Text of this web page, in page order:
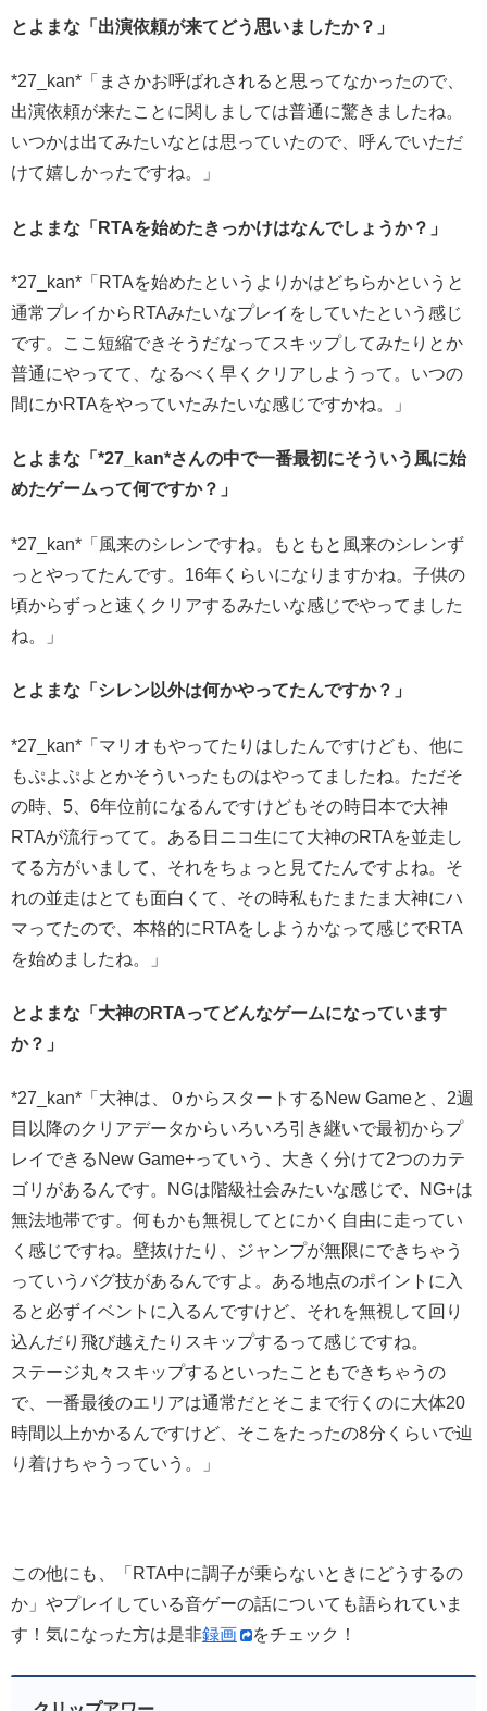
とよまな「出演依頼が来てどう思いましたか？」
*27_kan*「まさかお呼ばれされると思ってなかったので、
出演依頼が来たことに関しましては普通に驚きましたね。
いつかは出てみたいなとは思っていたので、呼んでいただ
けて嬉しかったですね。」
とよまな「RTAを始めたきっかけはなんでしょうか？」
*27_kan*「RTAを始めたというよりかはどちらかというと
通常プレイからRTAみたいなプレイをしていたという感じ
です。ここ短縮できそうだなってスキップしてみたりとか
普通にやってて、なるべく早くクリアしようって。いつの
間にかRTAをやっていたみたいな感じですかね。」
とよまな「*27_kan*さんの中で一番最初にそういう風に始
めたゲームって何ですか？」
*27_kan*「風来のシレンですね。もともと風来のシレンず
っとやってたんです。16年くらいになりますかね。子供の
頃からずっと速くクリアするみたいな感じでやってました
ね。」
とよまな「シレン以外は何かやってたんですか？」
*27_kan*「マリオもやってたりはしたんですけども、他に
もぷよぷよとかそういったものはやってましたね。ただそ
の時、5、6年位前になるんですけどもその時日本で大神
RTAが流行ってて。ある日ニコ生にて大神のRTAを並走し
てる方がいまして、それをちょっと見てたんですよね。そ
れの並走はとても面白くて、その時私もたまたま大神にハ
マってたので、本格的にRTAをしようかなって感じでRTA
を始めましたね。」
とよまな「大神のRTAってどんなゲームになっています
か？」
*27_kan*「大神は、０からスタートするNew Gameと、2週
目以降のクリアデータからいろいろ引き継いで最初からプ
レイできるNew Game+っていう、大きく分けて2つのカテ
ゴリがあるんです。NGは階級社会みたいな感じで、NG+は
無法地帯です。何もかも無視してとにかく自由に走ってい
く感じですね。壁抜けたり、ジャンプが無限にできちゃう
っていうバグ技があるんですよ。ある地点のポイントに入
ると必ずイベントに入るんですけど、それを無視して回り
込んだり飛び越えたりスキップするって感じですね。
ステージ丸々スキップするといったこともできちゃうの
で、一番最後のエリアは通常だとそこまで行くのに大体20
時間以上かかるんですけど、そこをたったの8分くらいで辿
り着けちゃうっていう。」
この他にも、「RTA中に調子が乗らないときにどうするの
か」やプレイしている音ゲーの話についても語られていま
す！気になった方は是非録画 をチェック！